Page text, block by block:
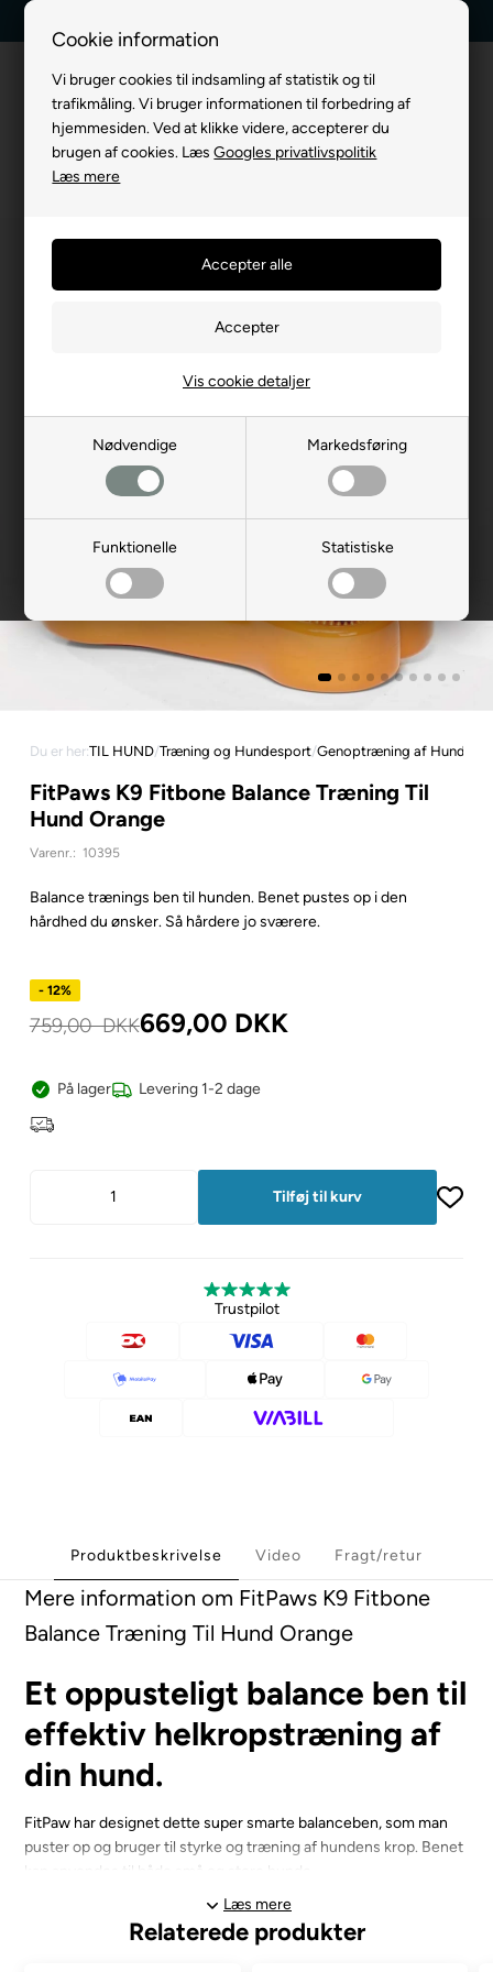
Cookie information
Vi bruger cookies til indsamling af statistik og til
trafikmåling. Vi bruger informationen til forbedring af
hjemmesiden. Ved at klikke videre, accepterer du
brugen af cookies. LæsGoogles privatlivspolitik
Læs mere
Nødvendige Markedsføring
Funktionelle Statistiske
Vis cookie detaljer
Du er her:TIL HUND/Træning og Hundesport/Genoptræning af Hund
FitPaws K9 Fitbone Balance Træning Til
Hund Orange
Varenr.: 10395
Balance trænings ben til hunden. Benet pustes op i den
hårdhed du ønsker. Så hårdere jo sværere.
- 12%
759,00DKK669,00 DKK
På lager Levering 1-2 dage
Trustpilot
Produktbeskrivelse Video Fragt/retur
Mere information om FitPaws K9 Fitbone
Balance Træning Til Hund Orange
Et oppusteligt balance ben til
effektiv helkropstræning af
din hund.
FitPaw har designet dette super smarte balanceben, som man
puster op og bruger til styrke og træning af hundens krop. Benet
kan anvendes til både små og store hunde.
K9FITbone er det perfekte træningsredskab til både små og
store hunde. Det giver din hund en sjov måde at opbygge styrke,
Læs mere
Relaterede produkter